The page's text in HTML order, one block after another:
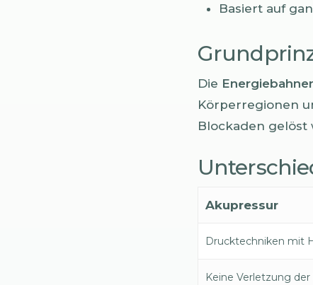
Basiert auf
Die
Körperregionen
Blockaden gelöst
Akupressur
Drucktechniken mit
Keine Verletzung